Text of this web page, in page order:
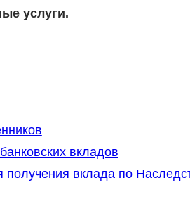
услуги.
вкладов
вклада по